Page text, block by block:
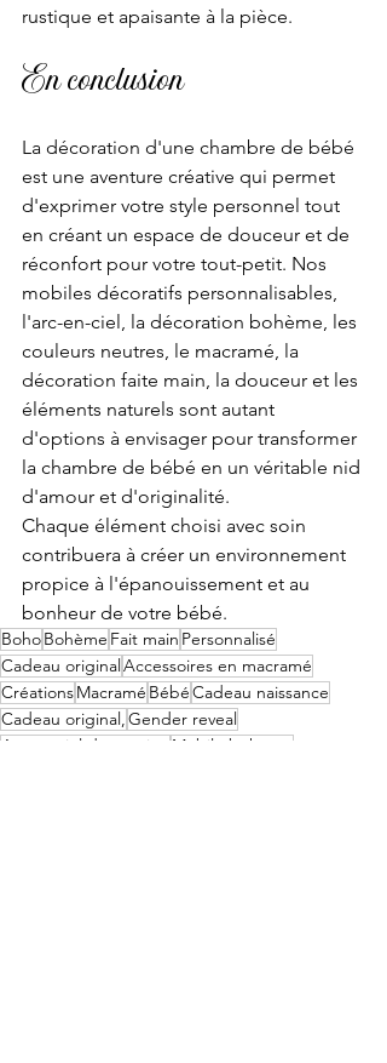
rustique et apaisante à la pièce.
En conclusion
La décoration d'une chambre de bébé
est une aventure créative qui permet
d'exprimer votre style personnel tout
en créant un espace de douceur et de
réconfort pour votre tout-petit. Nos
mobiles décoratifs personnalisables,
l'arc-en-ciel, la décoration bohème, les
couleurs neutres, le macramé, la
décoration faite main, la douceur et les
éléments naturels sont autant
d'options à envisager pour transformer
la chambre de bébé en un véritable nid
d'amour et d'originalité.
Chaque élément choisi avec soin
contribuera à créer un environnement
propice à l'épanouissement et au
bonheur de votre bébé.
BohoBohème Fait main Personnalisé
Cadeau originalAccessoires en macramé
CréationsMacramé BébéCadeau naissance
Cadeau original,Gender reveal
Arc en ciel décoration
Mobile boheme